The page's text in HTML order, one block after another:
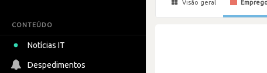
CONTEÚDO
Notícias IT
Despedimentos
Visão geral